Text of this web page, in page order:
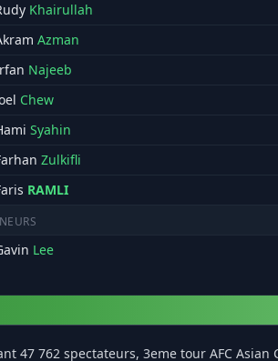
Khairullah
Azman
Najeeb
Chew
Syahin
Zulkifli
RAMLI
Lee
47 762 spectateurs, 3eme tour AFC